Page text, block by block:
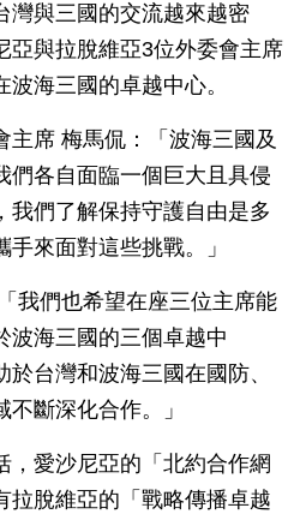
灣與三國的交流越來越密
亞與拉脫維亞3位外委會主席
海三國的卓越中心。
主席 梅馬侃：「波海三國及
們各自面臨一個巨大且具侵
我們了解保持守護自由是多
來面對這些挑戰。」
我們也希望在座三位主席能
波海三國的三個卓越中
台灣和波海三國在國防、
斷深化合作。」
，愛沙尼亞的「北約合作網
拉脫維亞的「戰略傳播卓越